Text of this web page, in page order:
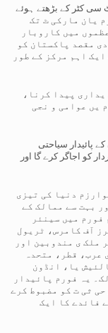
سی کٹر کے بڑھتے ہوئے
یان مارکی ٹ تک
میں کاروبار
مقصد پاکستان کو
اہم مرکز کے طور
پیدا کرنا،
یں عوامی و نجی
پائیدار سیاحتی
کو اجاگر کرے گا اور
دنیا کی تیزی
بہت سے ممالک کے
میں سینئر
آف کامرس، ٹریول
ملک ی مندوبین اور
عرب، قطر، متحدہ
یا، انڈون
یہ فورم پائیدار
ثی ت کو مضبوط کرے
فائدے کا ایک